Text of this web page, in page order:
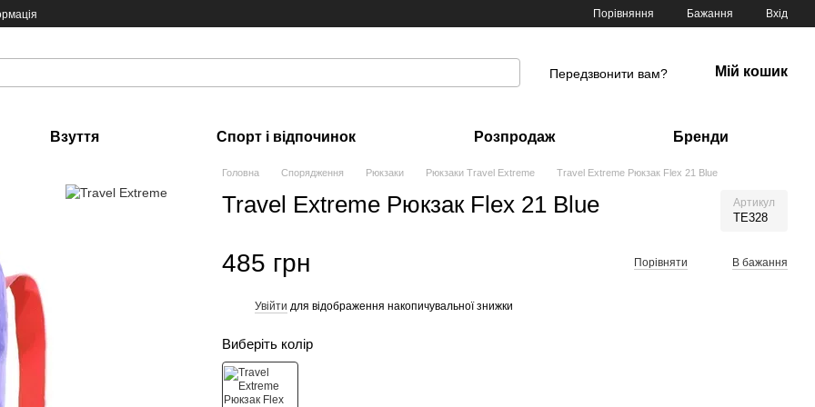
Порівняння Бажання Вхід
Передзвонити вам? Мій кошик
Взуття Спорт і відпочинок Розпродаж Бренди
Головна Спорядження Рюкзаки Рюкзаки Travel Extreme Travel Extreme Рюкзак Flex 21 Blue
Travel Extreme Рюкзак Flex 21 Blue Артикул
TE328
485 грн Порівняти В бажання
Увійти для відображення накопичувальної знижки
Виберіть колір